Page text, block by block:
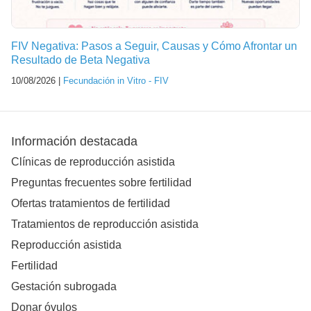
FIV Negativa: Pasos a Seguir, Causas y Cómo Afrontar un
Resultado de Beta Negativa
10/08/2026 | Fecundación in Vitro - FIV
Información destacada
Clínicas de reproducción asistida
Preguntas frecuentes sobre fertilidad
Ofertas tratamientos de fertilidad
Tratamientos de reproducción asistida
Reproducción asistida
Fertilidad
Gestación subrogada
Donar óvulos